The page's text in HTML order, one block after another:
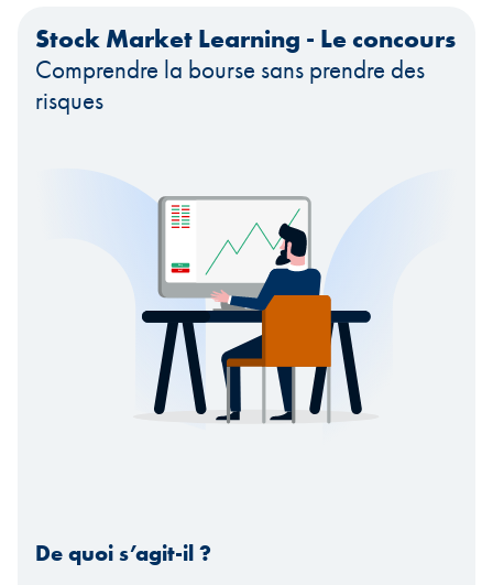
Stock Market Learning - Le concours
Comprendre la bourse sans prendre des
risques
De quoi s’agit-il ?